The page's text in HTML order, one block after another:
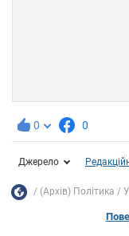
0 0
Джерело
(Архів) Політика